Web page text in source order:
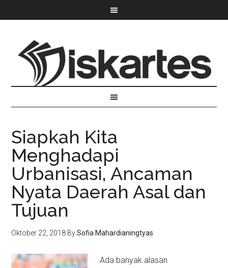
Siapkah Kita
Menghadapi
Urbanisasi, Ancaman
Nyata Daerah Asal dan
Tujuan
Oktober 22, 2018 BySofia Mahardianingtyas
Ada banyak alasan